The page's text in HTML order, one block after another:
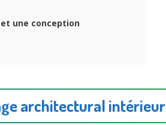
une conception
architectural intérieur